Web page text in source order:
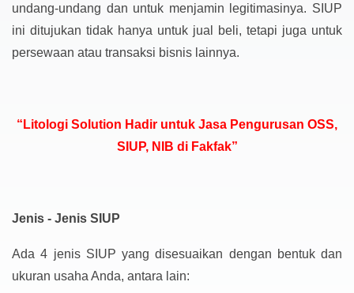
undang-undang dan untuk menjamin legitimasinya. SIUP
ini ditujukan tidak hanya untuk jual beli, tetapi juga untuk
persewaan atau transaksi bisnis lainnya.
“Litologi Solution Hadir untuk Jasa Pengurusan OSS,
SIUP, NIB di Fakfak”
Jenis - Jenis SIUP
Ada 4 jenis SIUP yang disesuaikan dengan bentuk dan
ukuran usaha Anda, antara lain: